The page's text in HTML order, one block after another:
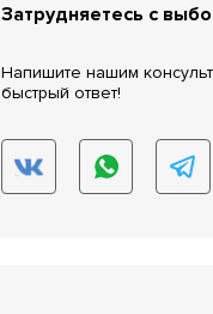
Затрудняетесь с
Напишите нашим
быстрый ответ!